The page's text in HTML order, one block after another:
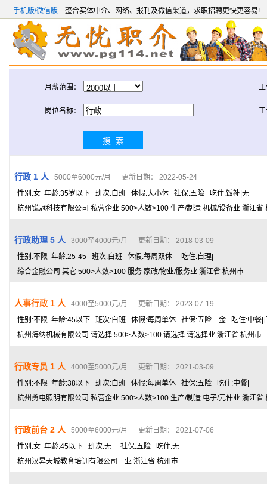
手机版\微信版 整合实体中介、网络、报刊及微信渠道，求职招聘更快更容易!
月薪范围：
岗位名称：
行政 1 人
5000至6000元/月 更新日期： 2022-05-24
性别:女 年龄:35岁以下 班次:白班 休假:大小休 社保:五险 吃住:饭补|无
杭州锐冠科技有限公司 私营企业 500>人数>100 生产/制造 机械/设备业 浙江省
行政助理 5 人
3000至4000元/月 更新日期： 2018-03-09
性别:不限 年龄:25-45 班次:白班 休假:每周双休 吃住:自理|
综合金融公司 其它 500>人数>100 服务 家政/物业/服务业 浙江省 杭州市
人事行政 1 人
4000至5000元/月 更新日期： 2023-07-19
性别:不限 年龄:45以下 班次:白班 休假:每周单休 社保:五险一金 吃住:中餐|
杭州海纳机械有限公司 请选择 500>人数>100 请选择 请选择业 浙江省 杭州市
行政专员 1 人
4000至5000元/月 更新日期： 2021-03-09
性别:不限 年龄:38以下 班次:白班 休假:每周单休 社保:五险 吃住:中餐|
杭州勇电照明有限公司 私营企业 500>人数>100 生产/制造 电子/元件业 浙江省
行政前台 2 人
5000至6000元/月 更新日期： 2021-07-06
性别:女 年龄:45以下 班次:无 社保:五险 吃住:无
杭州汉昇天城教育培训有限公司 业 浙江省 杭州市